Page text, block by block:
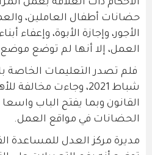
الأحكام ذات العلاقة بعمل
حضانات أطفال العاملين،
الأجور، وإجازة الأبوة، وإعفاء
العمل، إلا أنها لم توضع موضع
فلم تصدر التعليمات الخاصة
شباط 2021، وجاءت
القانون وبما يفتح الباب
الحضانات في مواقع العمل.
مديرة مركز العدل للمساعدة